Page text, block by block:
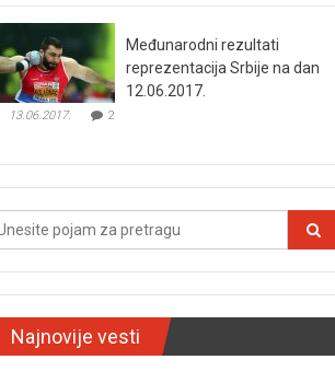
Međunarodni rezultati
reprezentacija Srbije na dan
12.06.2017.
13.06.2017. 2
Najnovije vesti